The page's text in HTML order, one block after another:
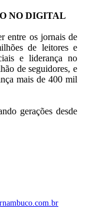
NO DIGITAL
entre os jornais de
de leitores e
e liderança no
de seguidores, e
mais de 400 mil
gerações desde